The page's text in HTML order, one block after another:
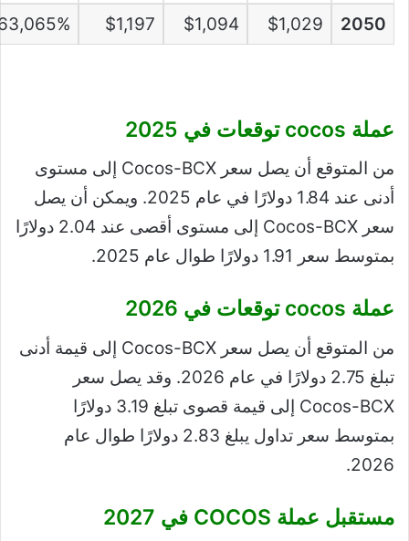
2050
$1,029
$1,094
$1,197
عملة cocos توقعات في 2025
من المتوقع أن يصل سعر Cocos-BCX إلى مستوى
أدنى عند 1.84 دولارًا في عام 2025. ويمكن أن يصل
سعر Cocos-BCX إلى مستوى أقصى عند 2.04 دولارًا
بمتوسط ​​سعر 1.91 دولارًا طوال عام 2025.
عملة cocos توقعات في 2026
من المتوقع أن يصل سعر Cocos-BCX إلى قيمة أدنى
تبلغ 2.75 دولارًا في عام 2026. وقد يصل سعر
Cocos-BCX إلى قيمة قصوى تبلغ 3.19 دولارًا
بمتوسط ​​سعر تداول يبلغ 2.83 دولارًا طوال عام
2026.
مستقبل عملة COCOS في 2027